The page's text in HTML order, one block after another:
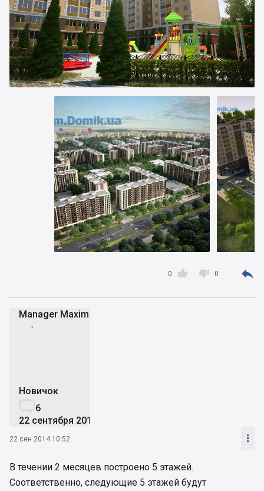

0  0 
Manager Maxim
MM
Новичок
6
22 сентября 2014
22 сен 2014 10:52 
В течении 2 месяцев построено 5 этажей.
Соответственно, следующие 5 этажей будут